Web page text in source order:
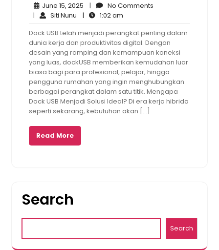
June 15, 2025 June
15,
2025
| No Comments
| Siti Nunu Siti
Nunu
| 1:02 am
am
Dock USB telah menjadi perangkat penting dalam
dunia kerja dan produktivitas digital. Dengan
desain yang ramping dan kemampuan koneksi
yang luas, dockUSB memberikan kemudahan luar
biasa bagi para profesional, pelajar, hingga
pengguna rumahan yang ingin menghubungkan
berbagai perangkat dalam satu titik. Mengapa
Dock USB Menjadi Solusi Ideal? Di era kerja hibrida
seperti sekarang, kebutuhan akan […]
Read More
Search
Search